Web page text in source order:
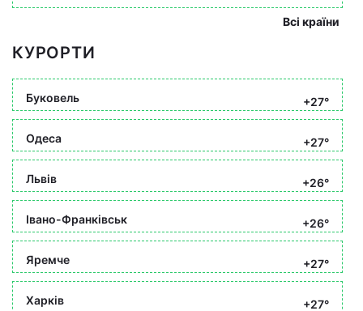
Всі країни
КУРОРТИ
Буковель +27°
Одеса +27°
Львів +26°
Івано-Франківськ +26°
Яремче +27°
Харків
+27°